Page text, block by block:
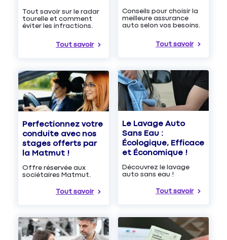
Tout savoir sur le radar
tourelle et comment
éviter les infractions.
Tout savoir
Conseils pour choisir la
meilleure assurance
auto selon vos besoins.
Tout savoir
Perfectionnez votre
conduite avec nos
stages offerts par
la Matmut !
Offre réservée aux
sociétaires Matmut.
Tout savoir
Le Lavage Auto
Sans Eau :
Écologique, Efficace
et Économique !
Découvrez le lavage
auto sans eau !
Tout savoir